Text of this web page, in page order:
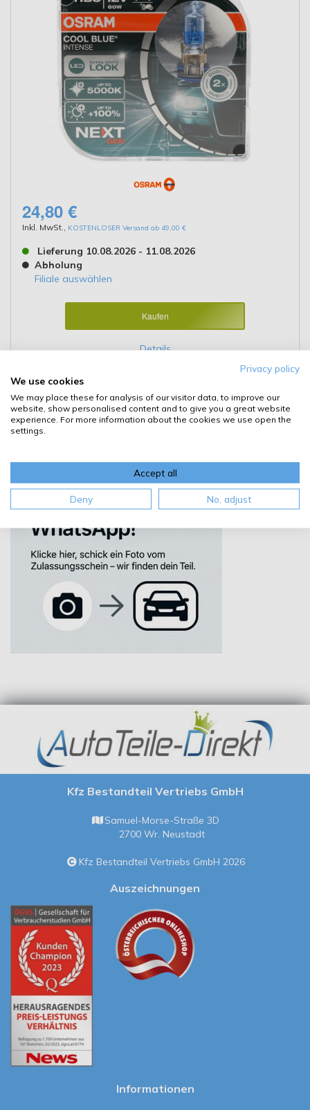
24,80 €
Inkl. MwSt. KOSTENLOSER Versand ab 49,00 €
Lieferung 10.08.2026 - 11.08.2026
Abholung
Filiale auswählen
Kaufen
Details
Kfz Bestandteil Vertriebs GmbH
Samuel-Morse-Straße 3D
2700 Wr. Neustadt
Kfz Bestandteil Vertriebs GmbH 2026
Auszeichnungen
Informationen
Privacy policy
We use cookies
We may place these for analysis of our visitor data, to improve our
website, show personalised content and to give you a great website
experience. For more information about the cookies we use open the
settings.
Accept all
Deny No, adjust